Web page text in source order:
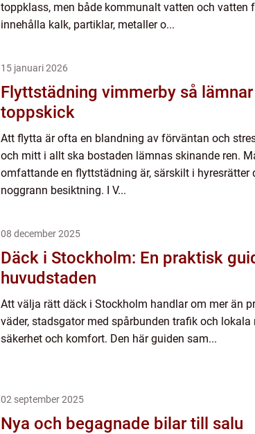
toppklass, men både kommunalt vatten och vatten
innehålla kalk, partiklar, metaller o...
15 januari 2026
Flyttstädning vimmerby så lämnar du bostaden i
toppskick
Att flytta är ofta en blandning av förväntan och
och mitt i allt ska bostaden lämnas skinande ren.
omfattande en flyttstädning är, särskilt i hyresrätter
noggrann besiktning. I V...
08 december 2025
Däck i Stockholm: En praktisk
huvudstaden
Att välja rätt däck i Stockholm handlar om mer än
väder, stadsgator med spårbunden trafik och lokala
säkerhet och komfort. Den här guiden sam...
02 september 2025
Nya och begagnade bilar till salu